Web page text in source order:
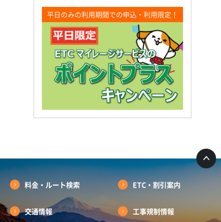
平日のみの利用期間での申込・利用限定！
料金・ルート検索 ETC・割引案内
交通情報 工事規制情報